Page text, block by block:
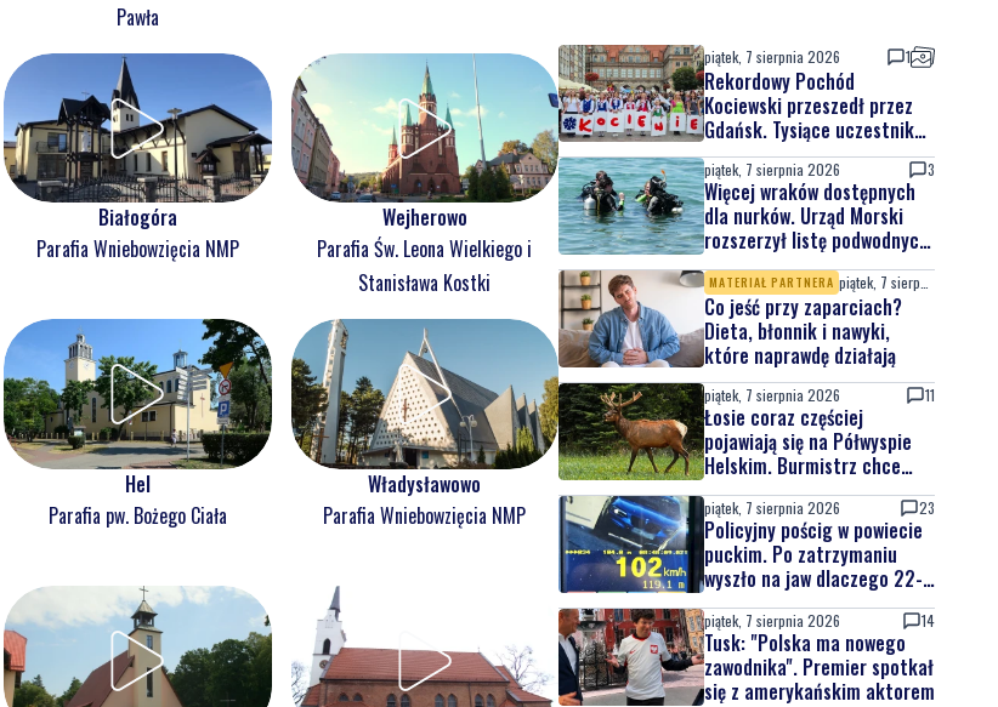
Pawła
Białogóra
Parafia Wniebowzięcia NMP
Wejherowo
Parafia Św. Leona Wielkiego i
Stanisława Kostki
Hel
Parafia pw. Bożego Ciała
Władysławowo
Parafia Wniebowzięcia NMP
piątek, 7 sierpnia 2026 1
Rekordowy Pochód
Kociewski przeszedł przez
Gdańsk. Tysiące uczestników
na jubileuszowej edycji
piątek, 7 sierpnia 2026 3
Więcej wraków dostępnych
dla nurków. Urząd Morski
rozszerzył listę podwodnych
atrakcji
MATERIAŁ PARTNERA
Co jeść przy zaparciach?
Dieta, błonnik i nawyki,
które naprawdę działają
piątek, 7 sierpnia 2026 11
Łosie coraz częściej
pojawiają się na Półwyspie
Helskim. Burmistrz chce
nowych znaków drogowych
piątek, 7 sierpnia 2026 23
Policyjny pościg w powiecie
puckim. Po zatrzymaniu
wyszło na jaw dlaczego 22-
latek uciekał
piątek, 7 sierpnia 2026 14
Tusk: "Polska ma nowego
zawodnika". Premier spotkał
się z amerykańskim aktorem